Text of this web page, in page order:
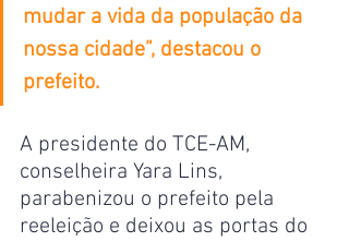
mudar a vida da população da
nossa cidade”, destacou o
prefeito.
A presidente do TCE-AM,
conselheira Yara Lins,
parabenizou o prefeito pela
reeleição e deixou as portas do